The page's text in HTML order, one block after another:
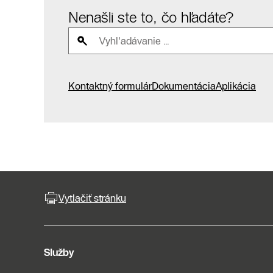
Nenašli ste to, čo hľadáte?
Kontaktný formulárDokumentáciaAplikácia
Vytlačiť stránku
Služby